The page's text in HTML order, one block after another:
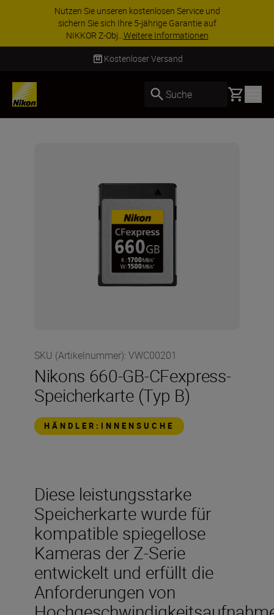
Sie unseren kostenlosen Service und
Sie sich Ihre 5-jährige Garantie auf
Weitere Informationen
Kostenloser Versand
Suche Basket
SKU (Artikelnummer): VWC00201
Nikons 660-GB-CFexpress-
Speicherkarte (Typ B)
HÄNDLER:INNENSUCHE
Diese leistungsstarke
Speicherkarte wurde für
kompatible spiegellose
Kameras der Z-Serie
entwickelt und erfüllt die
Anforderungen von